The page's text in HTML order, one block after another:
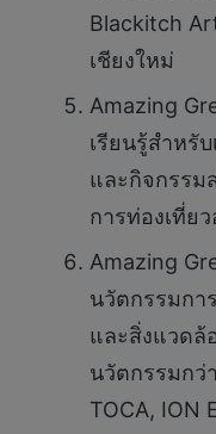
Blackitch
เชียงใหม่
Amazing
เรียนรู้สำหรั
และกิจกรรม
การท่องเที่ย
Amazing
นวัตกรรมกา
และสิ่งแวดล้
นวัตกรรมกว่
TOCA, ION